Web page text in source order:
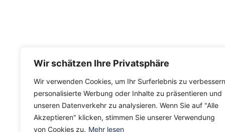
Wir schätzen Ihre Privatsphäre
Wir verwenden Cookies, um Ihr Surferlebnis zu
personalisierte Werbung oder Inhalte zu präsentieren und
unseren Datenverkehr zu analysieren. Wenn Sie auf "Alle
Akzeptieren" klicken, stimmen Sie unserer Verwendung
von Cookies zu. Mehr lesen